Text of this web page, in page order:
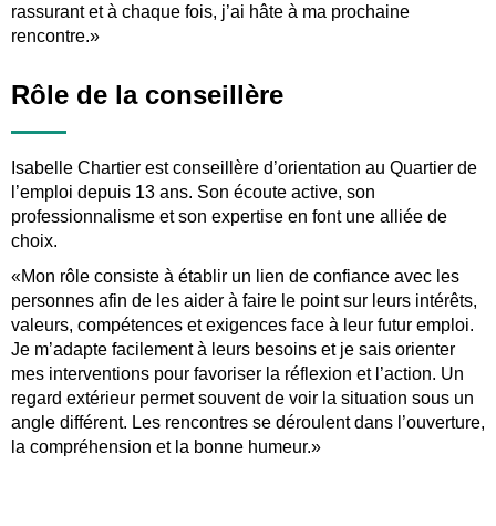
rassurant et à chaque fois, j’ai hâte à ma prochaine
rencontre.»
Rôle de la conseillère
Isabelle Chartier est conseillère d’orientation au Quartier de
l’emploi depuis 13 ans. Son écoute active, son
professionnalisme et son expertise en font une alliée de
choix.
«Mon rôle consiste à établir un lien de confiance avec les
personnes afin de les aider à faire le point sur leurs intérêts,
valeurs, compétences et exigences face à leur futur emploi.
Je m’adapte facilement à leurs besoins et je sais orienter
mes interventions pour favoriser la réflexion et l’action. Un
regard extérieur permet souvent de voir la situation sous un
angle différent. Les rencontres se déroulent dans l’ouverture,
la compréhension et la bonne humeur.»